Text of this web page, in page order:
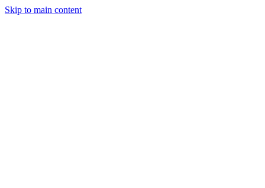
Skip to main content